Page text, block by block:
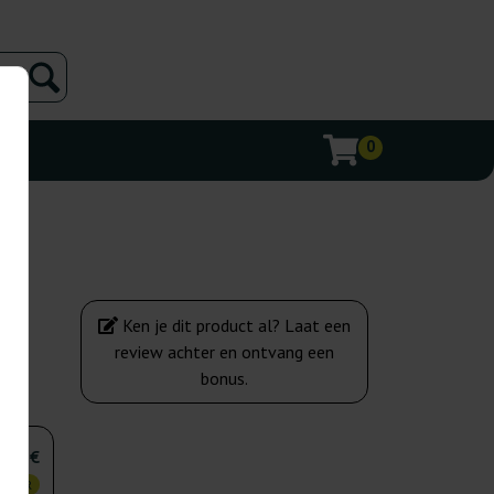
0
€
Ken je dit product al? Laat een
review achter en ontvang een
bonus.